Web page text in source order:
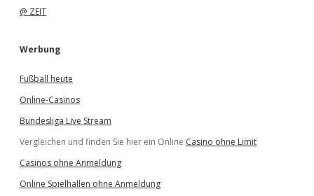
@ ZEIT
Werbung
Fußball heute
Online-Casinos
Bundesliga Live Stream
Vergleichen und finden Sie hier ein Online Casino ohne Limit
Casinos ohne Anmeldung
Online Spielhallen ohne Anmeldung